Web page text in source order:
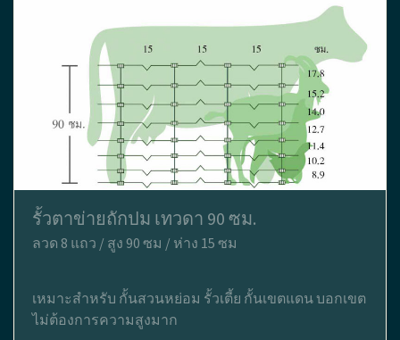
รั้วตาข่ายถักปม เทวดา 90 ซม.
ลวด 8 แถว / สูง 90 ซม / ห่าง 15 ซม
เหมาะสำหรับ กั้นสวนหย่อม รั้วเตี้ย กั้นเขตแดน บอกเขต
ไม่ต้องการความสูงมาก